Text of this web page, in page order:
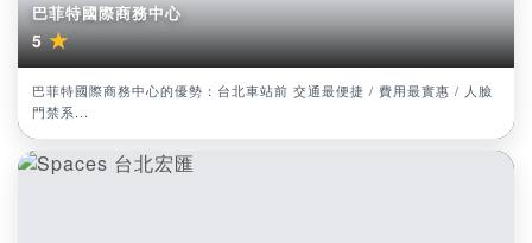
巴菲特國際商務中心
5★
巴菲特國際商務中心的優勢：台北車站前 交通最便捷 / 費用最實惠 / 人臉
門禁系...